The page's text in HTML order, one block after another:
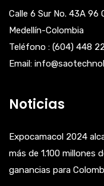
Calle 6 Sur No. 43A 96
Medellín-Colombia
Teléfono : (604) 448
Email:
Noticias
Expocamacol 2024
más de 1.100 millones
ganancias para